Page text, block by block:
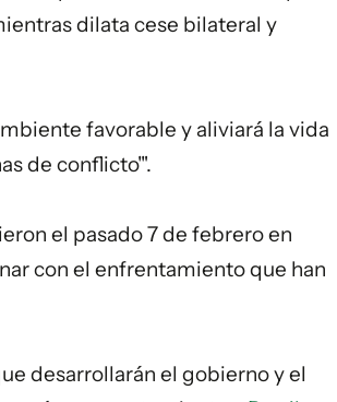
dilata cese bilateral y
favorable y aliviará la vida
de conflicto'".
el pasado 7 de febrero en
con el enfrentamiento que han
desarrollarán el gobierno y el